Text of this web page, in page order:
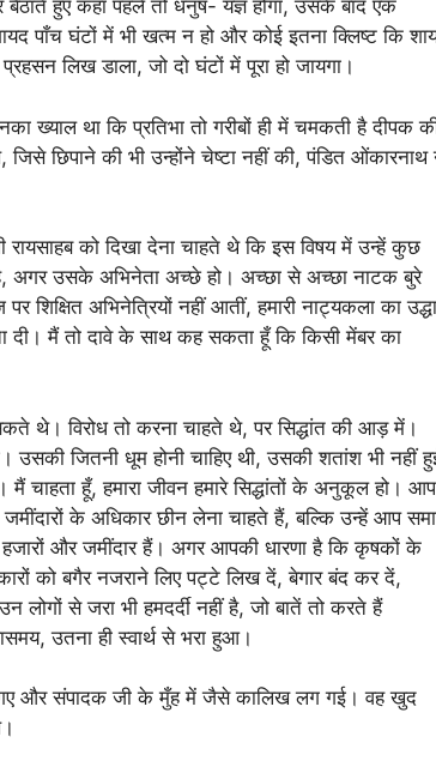
बैठाते हुए कहा पहले तो धनुष- यज्ञ होगा, उसके बाद एक
पाँच घंटों में भी खत्म न हो और कोई इतना क्लिष्ट कि
लिख डाला, जो दो घंटों में पूरा हो जायगा।
ख्याल था कि प्रतिभा तो गरीबों ही में चमकती है दीपक
छिपाने की भी उन्होंने चेष्टा नहीं की, पंडित ओंकारनाथ
को दिखा देना चाहते थे कि इस विषय में उन्हें कुछ
अगर उसके अभिनेता अच्छे हो। अच्छा से अच्छा नाटक बुरे
अभिनेत्रियों नहीं आतीं, हमारी नाट्यकला का
दी। मैं तो दावे के साथ कह सकता हूँ कि किसी मेंबर का
थे। विरोध तो करना चाहते थे, पर सिद्धांत की आड़ में।
जितनी धूम होनी चाहिए थी, उसकी शतांश भी नहीं
हूँ, हमारा जीवन हमारे सिद्धांतों के अनुकूल हो। आप
के अधिकार छीन लेना चाहते हैं, बल्कि उन्हें आप
और जमींदार हैं। अगर आपकी धारणा है कि कृषकों के
को बगैर नजराने लिए पट्टे लिख दें, बेगार बंद कर दें,
से जरा भी हमदर्दी नहीं है, जो बातें तो करते हैं
उतना ही स्वार्थ से भरा हुआ।
गए और संपादक जी के मुँह में जैसे कालिख लग गई। वह खुद